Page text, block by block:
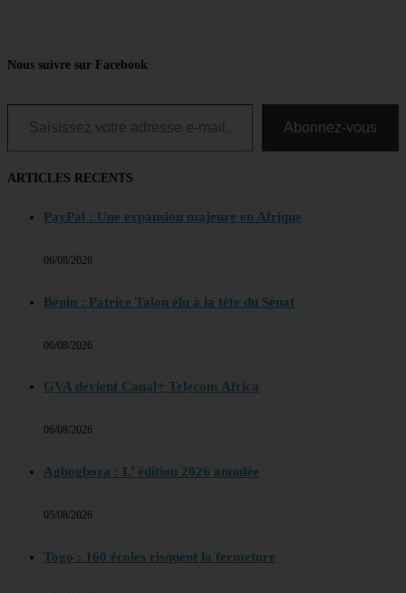
Nous suivre sur Facebook
Saisissez votre adresse e-mail…
Abonnez-vous
ARTICLES RECENTS
PayPal : Une expansion majeure en Afrique
06/08/2026
Bénin : Patrice Talon élu à la tête du Sénat
06/08/2026
GVA devient Canal+ Telecom Africa
06/08/2026
Agbogboza : L’ édition 2026 annulée
05/08/2026
Togo : 160 écoles risquent la fermeture